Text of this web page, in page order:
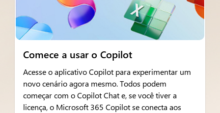
Comece a usar o Copilot
Acesse o aplicativo Copilot para experimentar um
novo cenário agora mesmo. Todos podem
começar com o Copilot Chat e, se você tiver a
licença, o Microsoft 365 Copilot se conecta aos